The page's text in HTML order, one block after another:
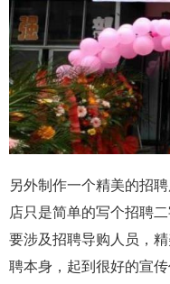
另外制作一个精美的招
店只是简单的写个招聘
要涉及招聘导购人员，
聘本身，起到很好的宣传